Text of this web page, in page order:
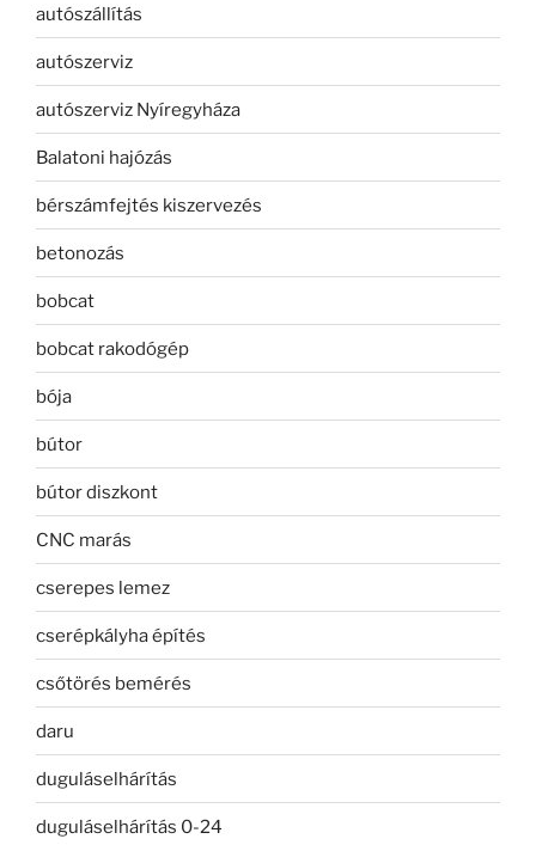
autószállítás
autószerviz
autószerviz Nyíregyháza
Balatoni hajózás
bérszámfejtés kiszervezés
betonozás
bobcat
bobcat rakodógép
bója
bútor
bútor diszkont
CNC marás
cserepes lemez
cserépkályha építés
csőtörés bemérés
daru
duguláselhárítás
duguláselhárítás 0-24